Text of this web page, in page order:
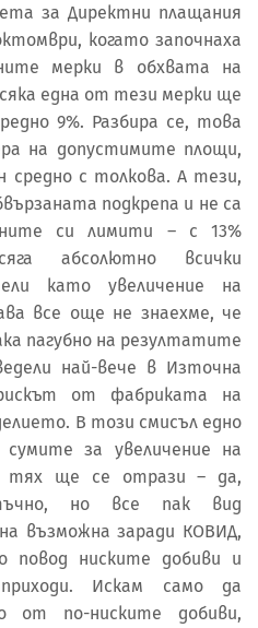
за Директни плащания
когато започнаха
мерки в обхвата на
една от тези мерки ще
9%. Разбира се, това
на допустимите площи,
с толкова. А тези,
подкрепа и не са
си лимити – с 13%
абсолютно всички
като увеличение на
все още не знаехме, че
пагубно на резултатите
най-вече в Източна
от фабриката на
В този смисъл едно
за увеличение на
тях ще се отрази – да,
но все пак вид
възможна заради КОВИД,
повод ниските добиви и
Искам само да
от по-ниските добиви,